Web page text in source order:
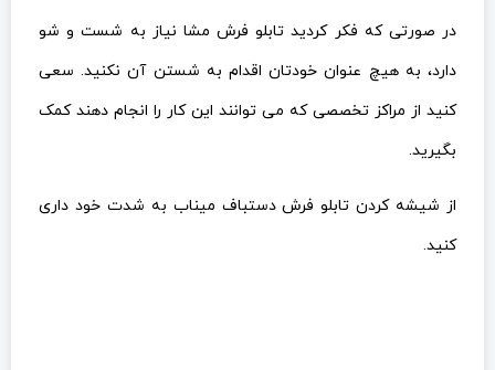
در صورتی که فکر کردید تابلو فرش مشا نیاز به شست و شو
دارد، به هیچ عنوان خودتان اقدام به شستن آن نکنید. سعی
کنید از مراکز تخصصی که می توانند این کار را انجام دهند کمک
بگیرید.
از شیشه کردن تابلو فرش دستباف میناب به شدت خود داری
کنید.